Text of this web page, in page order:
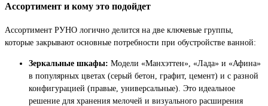
Ассортимент и кому это подойдет
Ассортимент РУНО логично делится на две ключевые группы,
которые закрывают основные потребности при обустройстве ванной:
Зеркальные шкафы: Модели «Манхэттен», «Лада» и «Афина»
в популярных цветах (серый бетон, графит, цемент) и с разной
конфигурацией (правые, универсальные). Это идеальное
решение для хранения мелочей и визуального расширения